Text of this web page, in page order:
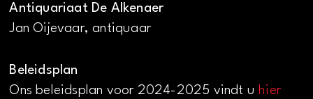
Antiquariaat De Alkenaer
Jan Oijevaar, antiquaar
Beleidsplan
Ons beleidsplan voor 2024-2025 vindt uhier